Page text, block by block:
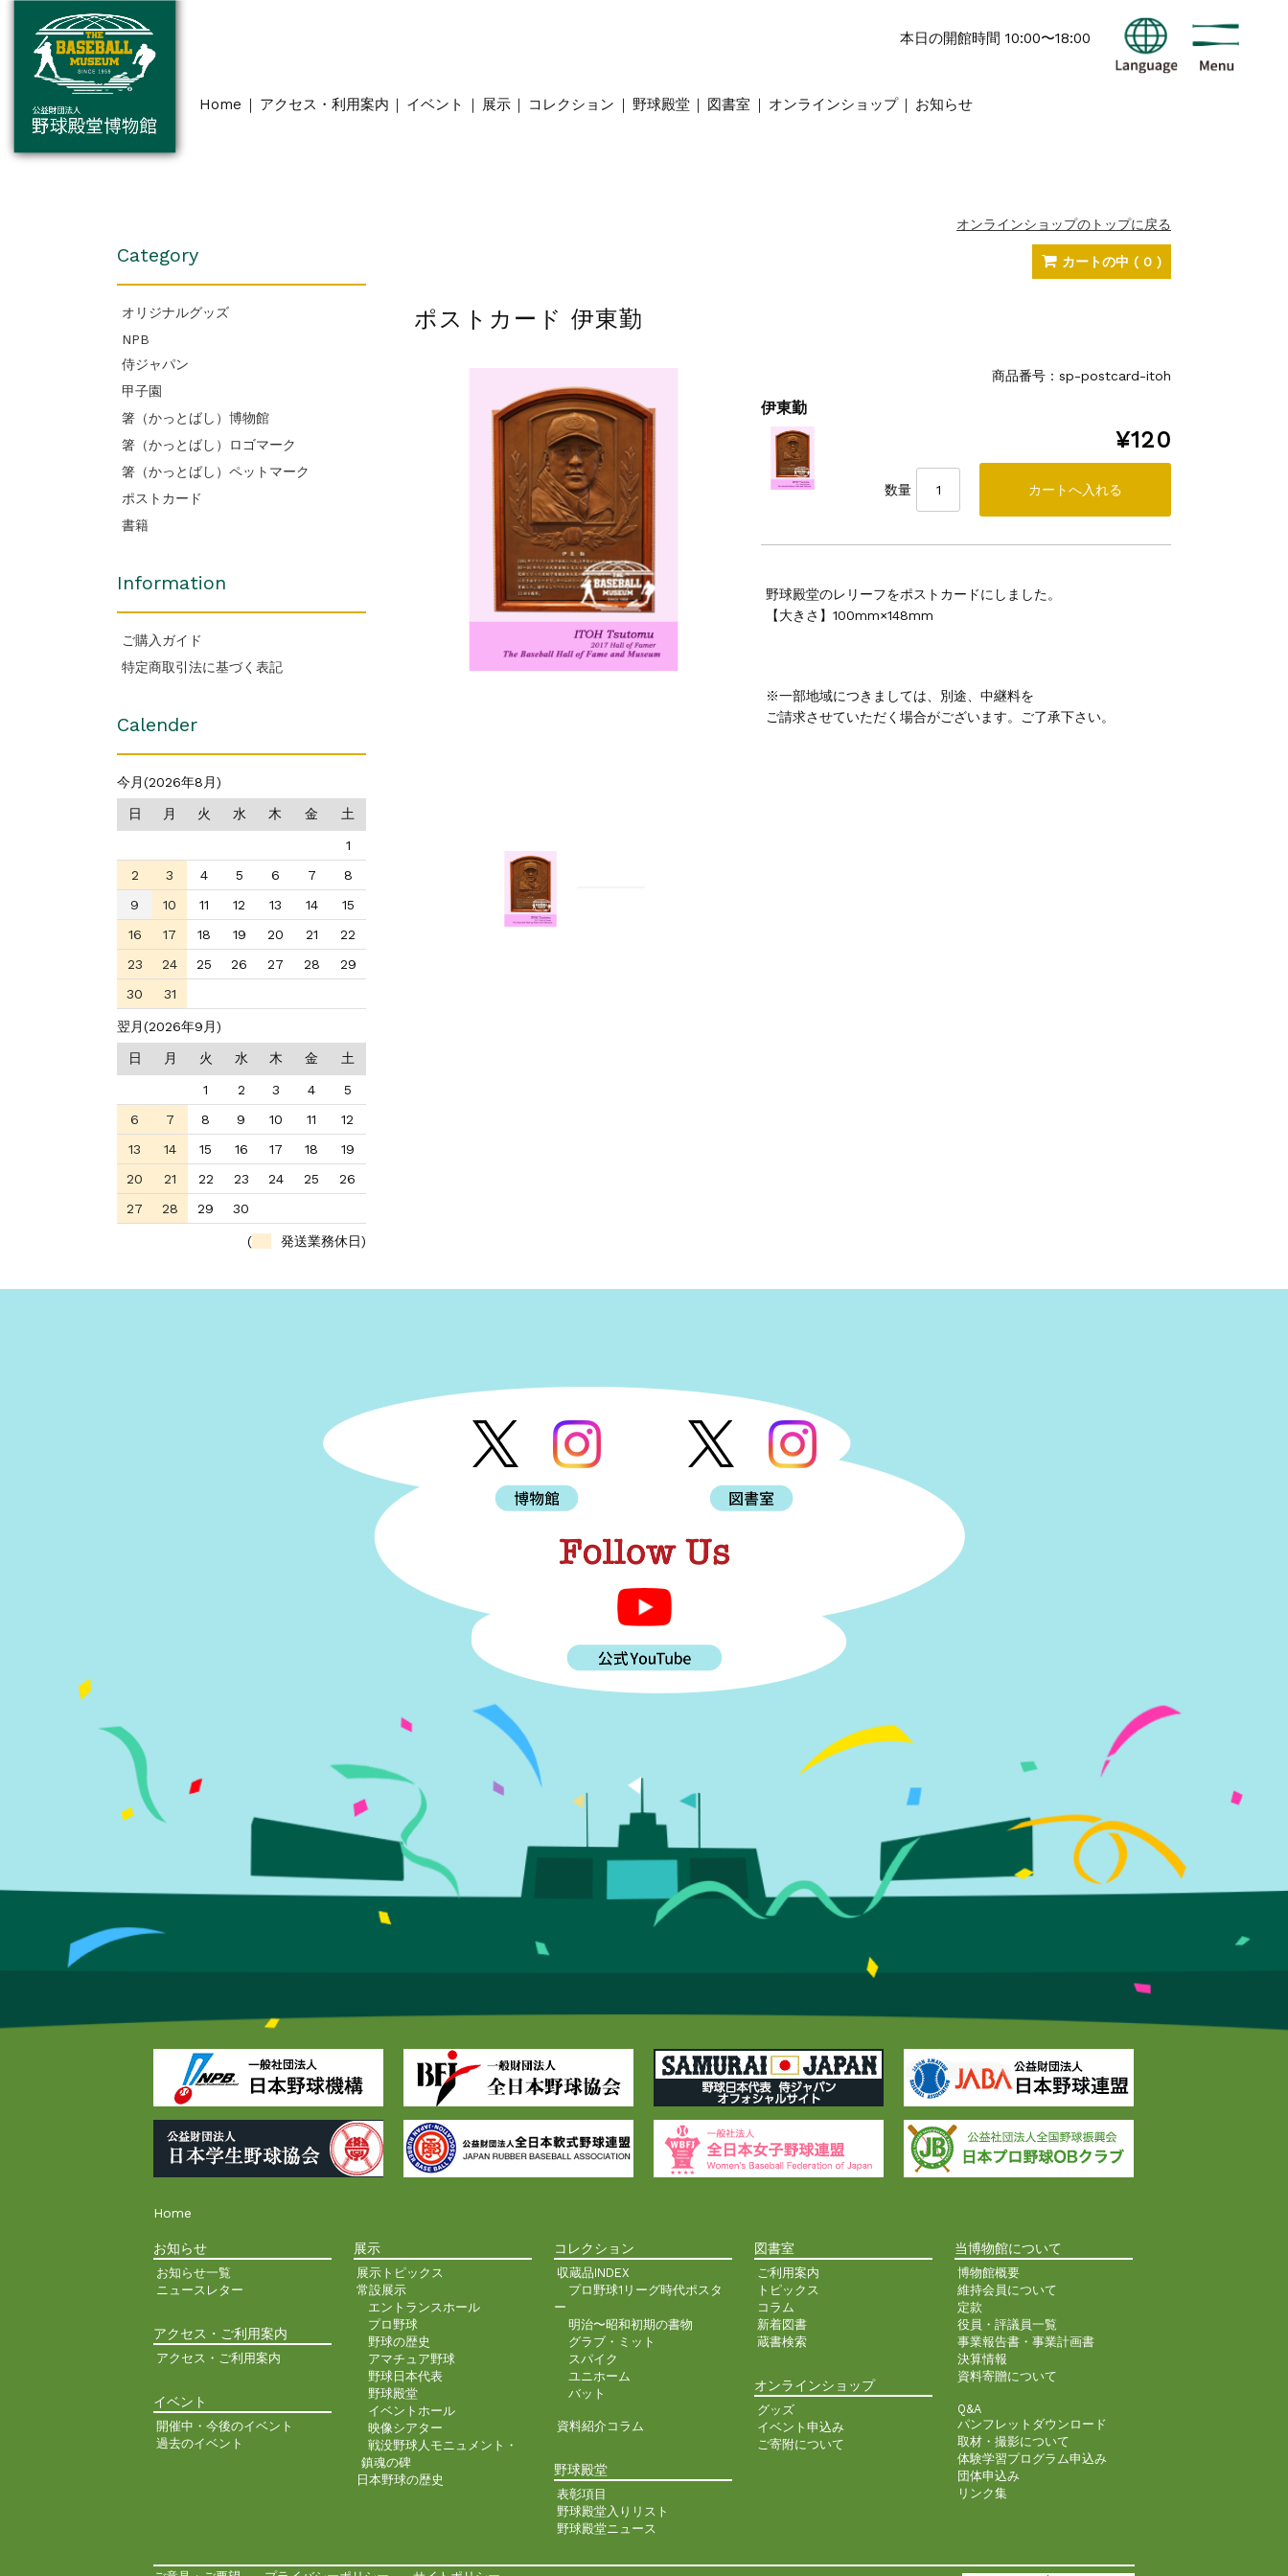
本日の開館時間 10:00〜18:00
Home アクセス・利用案内 イベント 展示 コレクション 野球殿堂 図書室 オンラインショップ お知らせ
オンラインショップのトップに戻る
カートの中 ( 0 )
ポストカード 伊東勤
商品番号：sp-postcard-itoh
伊東勤
¥120
数量
野球殿堂のレリーフをポストカードにしました。
【大きさ】100mm×148mm
※一部地域につきましては、別途、中継料を
ご請求させていただく場合がございます。ご了承下さい。
Category
オリジナルグッズ
NPB
侍ジャパン
甲子園
箸（かっとばし）博物館
箸（かっとばし）ロゴマーク
箸（かっとばし）ペットマーク
ポストカード
書籍
Information
ご購入ガイド
特定商取引法に基づく表記
Calender
今月(2026年8月)
日 月 火 水 木 金 土
1
2
3 4 5 6 7
8
9
10 11 12 13 14
15
16
17 18 19 20 21
22
23
24 25 26 27 28
29
30
31
翌月(2026年9月)
日 月 火 水 木 金 土
1 2 3 4
5
6
7 8 9 10 11
12
13
14 15 16 17 18
19
20
21 22 23 24 25
26
27
28 29 30
( 発送業務休日)
Home
お知らせ
お知らせ一覧
ニュースレター
アクセス・ご利用案内
アクセス・ご利用案内
イベント
開催中・今後のイベント
過去のイベント
展示
展示トピックス
常設展示
エントランスホール
プロ野球
野球の歴史
アマチュア野球
野球日本代表
野球殿堂
イベントホール
映像シアター
戦没野球人モニュメント・
鎮魂の碑
日本野球の歴史
コレクション
収蔵品INDEX
プロ野球1リーグ時代ポスタ
ー
明治〜昭和初期の書物
グラブ・ミット
スパイク
ユニホーム
バット
資料紹介コラム
野球殿堂
表彰項目
野球殿堂入りリスト
野球殿堂ニュース
図書室
ご利用案内
トピックス
コラム
新着図書
蔵書検索
オンラインショップ
グッズ
イベント申込み
ご寄附について
当博物館について
博物館概要
維持会員について
定款
役員・評議員一覧
事業報告書・事業計画書
決算情報
資料寄贈について
Q&A
パンフレットダウンロード
取材・撮影について
体験学習プログラム申込み
団体申込み
リンク集